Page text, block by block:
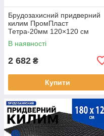
Брудозахисний придверний
килим ПромПласт
Тетра-20мм 120×120 см
чорний
В наявності
2 682 ₴
Купити